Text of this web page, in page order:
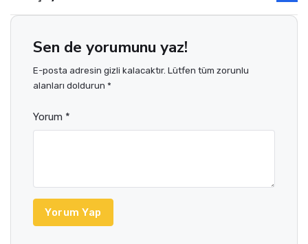
Sen de yorumunu yaz!
E-posta adresin gizli kalacaktır. Lütfen tüm zorunlu
alanları doldurun *
Yorum *
Yorum Yap